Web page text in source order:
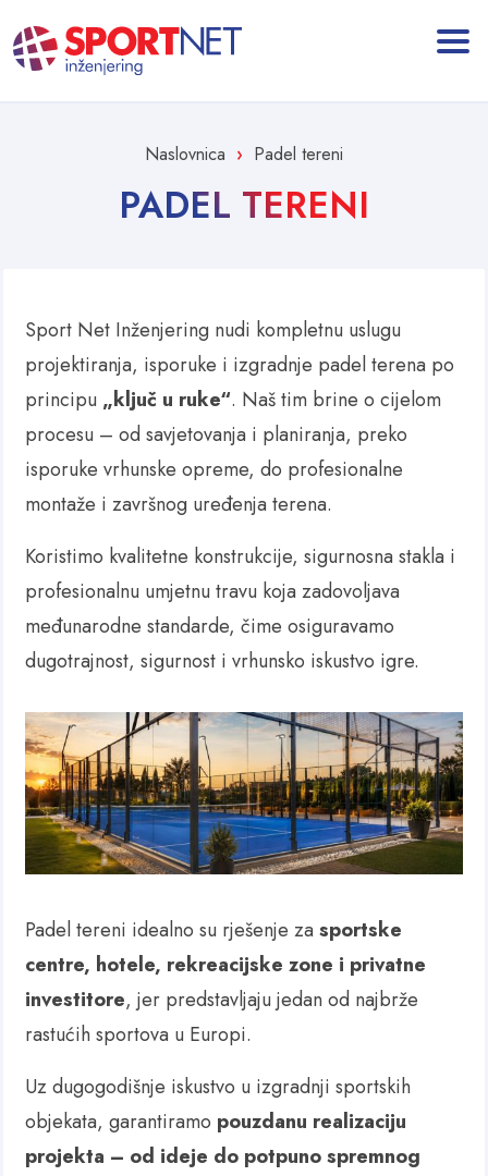
Naslovnica Padel tereni
PADEL TERENI
Sport Net Inženjering nudi kompletnu uslugu
projektiranja, isporuke i izgradnje padel terena po
principu „ključ u ruke“. Naš tim brine o cijelom
procesu – od savjetovanja i planiranja, preko
isporuke vrhunske opreme, do profesionalne
montaže i završnog uređenja terena.
Koristimo kvalitetne konstrukcije, sigurnosna stakla i
profesionalnu umjetnu travu koja zadovoljava
međunarodne standarde, čime osiguravamo
dugotrajnost, sigurnost i vrhunsko iskustvo igre.
Padel tereni idealno su rješenje za sportske
centre, hotele, rekreacijske zone i privatne
investitore, jer predstavljaju jedan od najbrže
rastućih sportova u Europi.
Uz dugogodišnje iskustvo u izgradnji sportskih
objekata, garantiramo pouzdanu realizaciju
projekta – od ideje do potpuno spremnog